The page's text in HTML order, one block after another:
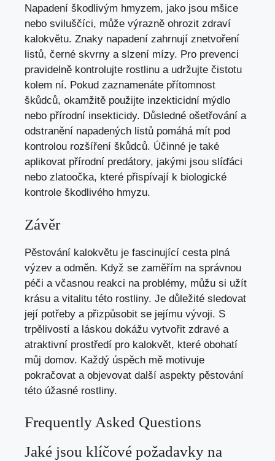
Napadení škodlivým hmyzem, jako jsou mšice
nebo sviluščíci, může výrazně ohrozit zdraví
kalokvětu. Znaky napadení zahrnují znetvoření
listů, černé skvrny a slzení mízy. Pro prevenci
pravidelně kontrolujte rostlinu a udržujte čistotu
kolem ní. Pokud zaznamenáte přítomnost
škůdců, okamžitě použijte inzekticidní mýdlo
nebo přírodní insekticidy. Důsledné ošetřování a
odstranění napadených listů pomáhá mít pod
kontrolou rozšíření škůdců. Účinné je také
aplikovat přírodní predátory, jakými jsou slíďáci
nebo zlatoočka, které přispívají k biologické
kontrole škodlivého hmyzu.
Závěr
Pěstování kalokvětu je fascinující cesta plná
výzev a odměn. Když se zaměřím na správnou
péči a včasnou reakci na problémy, můžu si užít
krásu a vitalitu této rostliny. Je důležité sledovat
její potřeby a přizpůsobit se jejímu vývoji. S
trpělivostí a láskou dokážu vytvořit zdravé a
atraktivní prostředí pro kalokvět, které obohatí
můj domov. Každý úspěch mě motivuje
pokračovat a objevovat další aspekty pěstování
této úžasné rostliny.
Frequently Asked Questions
Jaké jsou klíčové požadavky na